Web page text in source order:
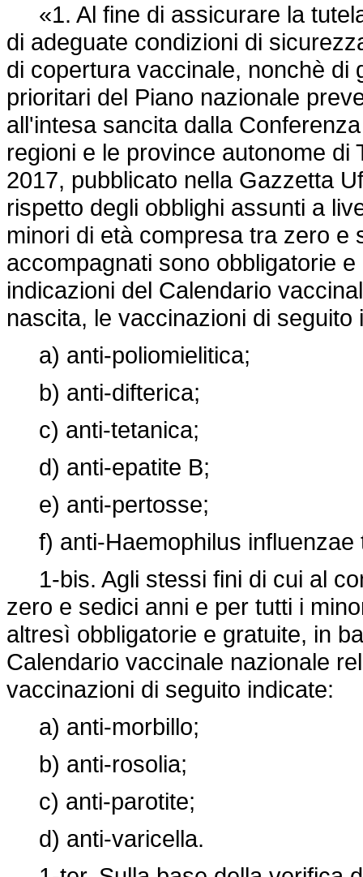
«1. Al fine di assicurare la
di adeguate condizioni di
di copertura vaccinale, nonchè di
prioritari del Piano nazionale
all'intesa sancita dalla
regioni e le province autonome
2017, pubblicato nella Gazzetta
rispetto degli obblighi assunti a
minori di età compresa tra zero e
accompagnati sono obbligatorie
indicazioni del Calendario
nascita, le vaccinazioni di seguito
a) anti-poliomielitica;
b) anti-difterica;
c) anti-tetanica;
d) anti-epatite B;
e) anti-pertosse;
f) anti-Haemophilus influenzae
1-bis. Agli stessi fini di cui al
zero e sedici anni e per tutti i
altresì obbligatorie e gratuite, in
Calendario vaccinale nazionale
vaccinazioni di seguito indicate:
a) anti-morbillo;
b) anti-rosolia;
c) anti-parotite;
d) anti-varicella.